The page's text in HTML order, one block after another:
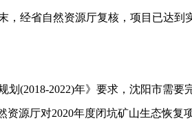
，经省自然资源厅复核，项目已达
2022)年》要求，沈阳市需要
资源厅对2020年度闭坑矿山生态恢